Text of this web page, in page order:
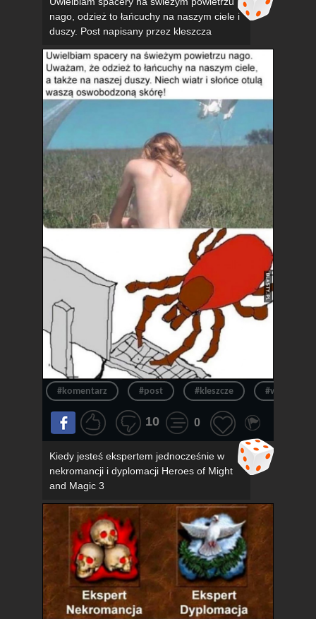
nago, odzież to łańcuchy na naszym ciele i
duszy. Post napisany przez kleszcza
#komentarz #post #kleszcze #wpis
10 0
Kiedy jesteś ekspertem jednocześnie w
nekromancji i dyplomacji Heroes of Might
and Magic 3